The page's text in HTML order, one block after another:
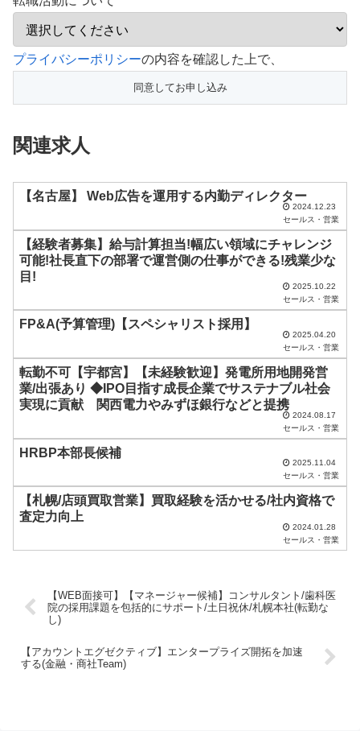
こ
フ
ー
の
ま
ま
に
て
く
さ
。
プライバシーポリシーの内容を確認した上で、
関連求人
【名古屋】 Web広告を運用する内勤ディレクター
2024.12.23
セールス・営業
【経験者募集】給与計算担当!幅広い領域にチャレンジ
可能!社長直下の部署で運営側の仕事ができる!残業少な
目!
2025.10.22
セールス・営業
FP&A(予算管理)【スペシャリスト採用】
2025.04.20
セールス・営業
転勤不可【宇都宮】【未経験歓迎】発電所用地開発営
業/出張あり ◆IPO目指す成長企業でサステナブル社会
実現に貢献 関西電力やみずほ銀行などと提携
2024.08.17
セールス・営業
HRBP本部長候補
2025.11.04
セールス・営業
【札幌/店頭買取営業】買取経験を活かせる/社内資格で
査定力向上
2024.01.28
セールス・営業
【WEB面接可】【マネージャー候補】コンサルタント/歯科医
院の採用課題を包括的にサポート/土日祝休/札幌本社(転勤な
し)
【アカウントエグゼクティブ】エンタープライズ開拓を加速
する(金融・商社Team)